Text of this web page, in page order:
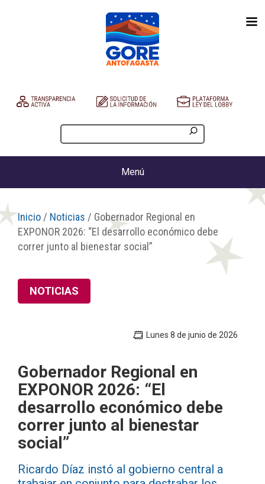
Menú
Inicio / Noticias / Gobernador Regional en
EXPONOR 2026: “El desarrollo económico debe
correr junto al bienestar social”
NOTICIAS
Lunes 8 de junio de 2026
Gobernador Regional en
EXPONOR 2026: “El
desarrollo económico debe
correr junto al bienestar
social”
Ricardo Díaz instó al gobierno central a